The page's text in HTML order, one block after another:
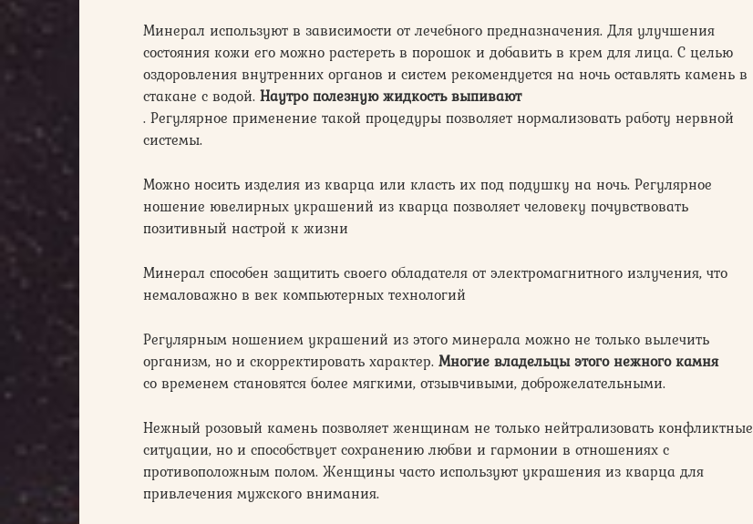
Минерал используют в зависимости от лечебного предназначения. Для улучшения
состояния кожи его можно растереть в порошок и добавить в крем для лица. С целью
оздоровления внутренних органов и систем рекомендуется на ночь оставлять камень в
стакане с водой. Наутро полезную жидкость выпивают
. Регулярное применение такой процедуры позволяет нормализовать работу нервной
системы.
Можно носить изделия из кварца или класть их под подушку на ночь. Регулярное
ношение ювелирных украшений из кварца позволяет человеку почувствовать
позитивный настрой к жизни
Минерал способен защитить своего обладателя от электромагнитного излучения, что
немаловажно в век компьютерных технологий
Регулярным ношением украшений из этого минерала можно не только вылечить
организм, но и скорректировать характер. Многие владельцы этого нежного камня
со временем становятся более мягкими, отзывчивыми, доброжелательными.
Нежный розовый камень позволяет женщинам не только нейтрализовать конфликтные
ситуации, но и способствует сохранению любви и гармонии в отношениях с
противоположным полом. Женщины часто используют украшения из кварца для
привлечения мужского внимания.